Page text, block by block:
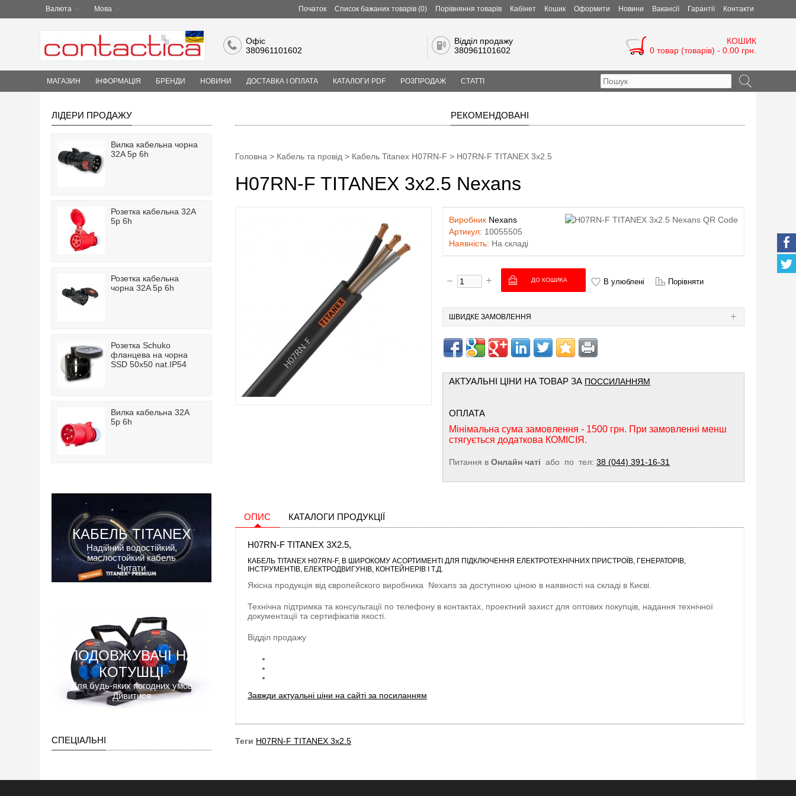
Валюта Мова Початок Список бажаних товарів (0) Порівняння товарів Кабінет Кошик Оформити Новини Вакансії Гарантії Контакти
КОШИК
0 товар (товарів) - 0.00 грн.
Офіс
380961101602
Відділ продажу
380961101602
МАГАЗИН ІНФОРМАЦІЯ БРЕНДИ НОВИНИ ДОСТАВКА І ОПЛАТА КАТАЛОГИ PDF РОЗПРОДАЖ СТАТТІ
ЛІДЕРИ ПРОДАЖУ
Вилка кабельна чорна
32A 5p 6h
Розетка кабельна 32A
5p 6h
Розетка кабельна
чорна 32A 5p 6h
Розетка Schuko
фланцева на чорна
SSD 50x50 nat.IP54
Вилка кабельна 32A
5p 6h
КАБЕЛЬ TITANEX
Надійний водостійкий,
маслостойкий кабель
Читати
ПОДОВЖУВАЧІ НА
КОТУШЦІ
Для будь-яких погодних умов
Дивитися
СПЕЦІАЛЬНІ
РЕКОМЕНДОВАНІ
Головна > Кабель та провід > Кабель Titanex H07RN-F > H07RN-F TITANEX 3x2.5
H07RN-F TITANEX 3x2.5 Nexans
Виробник Nexans
Артикул: 10055505
Наявність: На складі
В улюблені Порівняти
ШВИДКЕ ЗАМОВЛЕННЯ
АКТУАЛЬНІ ЦІНИ НА ТОВАР ЗА ПОССИЛАННЯМ
ОПЛАТА
Мінімальна сума замовлення - 1500 грн. При замовленні менш
стягується додаткова КОМІСІЯ.
Питання в Онлайн чаті або по тел: 38 (044) 391-16-31
ОПИС КАТАЛОГИ ПРОДУКЦІЇ
H07RN-F TITANEX 3X2.5,
КАБЕЛЬ TITANEX H07RN-F, В ШИРОКОМУ АСОРТИМЕНТІ ДЛЯ ПІДКЛЮЧЕННЯ ЕЛЕКТРОТЕХНІЧНИХ ПРИСТРОЇВ, ГЕНЕРАТОРІВ,
ІНСТРУМЕНТІВ, ЕЛЕКТРОДВИГУНІВ, КОНТЕЙНЕРІВ І Т.Д.
Якісна продукція від європейского виробника Nexans за доступною ціною в наявності на складі в Києві.
Технічна підтримка та консультації по телефону в контактах, проектний захист для оптових покупців, надання технічної
документації та сертифікатів якості.
Відділ продажу
Завжди актуальні ціни на сайті за посиланням
Теги H07RN-F TITANEX 3x2.5